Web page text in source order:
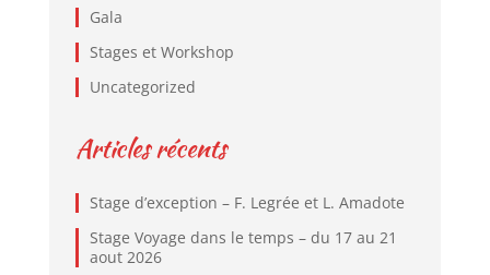
Gala
Stages et Workshop
Uncategorized
Articles récents
Stage d’exception – F. Legrée et L. Amadote
Stage Voyage dans le temps – du 17 au 21
aout 2026